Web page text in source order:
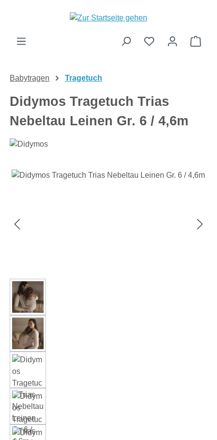
Zum Hauptinhalt springen
Babytragen Tragetuch
Didymos Tragetuch Trias
Nebeltau Leinen Gr. 6 / 4,6m
Bildergalerie überspringen